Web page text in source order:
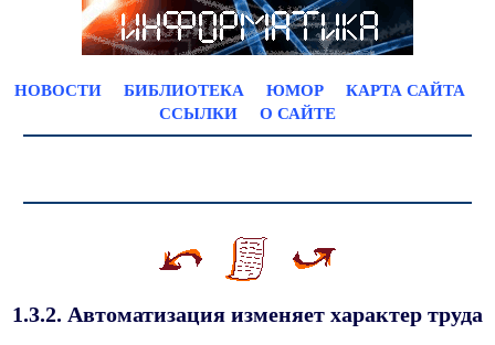
НОВОСТИ БИБЛИОТЕКА ЮМОР
КАРТА САЙТА
ССЫЛКИ
О САЙТЕ
1.3.2. Автоматизация изменяет характер труда